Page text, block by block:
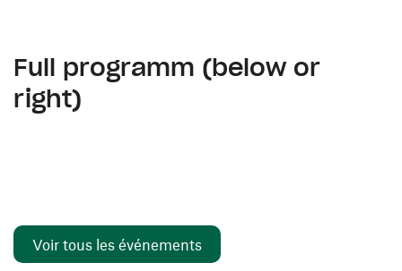
Full programm (below or
right)
Voir tous les événements